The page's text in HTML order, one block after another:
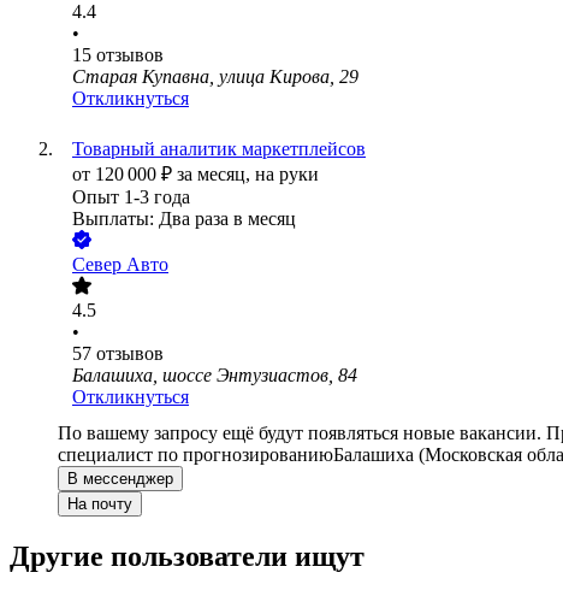
4.4
•
15 отзывов
Старая Купавна, улица Кирова, 29
Откликнуться
Товарный аналитик маркетплейсов
от 120 000 ₽ за месяц, на руки
Опыт 1-3 года
Выплаты: Два раза в месяц
Север Авто
4.5
•
57 отзывов
Балашиха, шоссе Энтузиастов, 84
Откликнуться
По вашему запросу ещё будут появляться новые вакансии.
специалист по прогнозированиюБалашиха (Московская
В мессенджер
На почту
Другие пользователи ищут